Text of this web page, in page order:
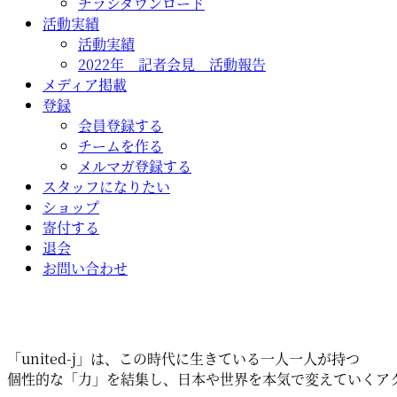
活動実績
活動実績
2022年 記者会見 活動報告
メディア掲載
登録
会員登録する
チームを作る
メルマガ登録する
スタッフになりたい
ショップ
寄付する
退会
お問い合わせ
「united-j」は、この時代に生きている一人一人が持つ
個性的な「力」を結集し、日本や世界を本気で変えていくア